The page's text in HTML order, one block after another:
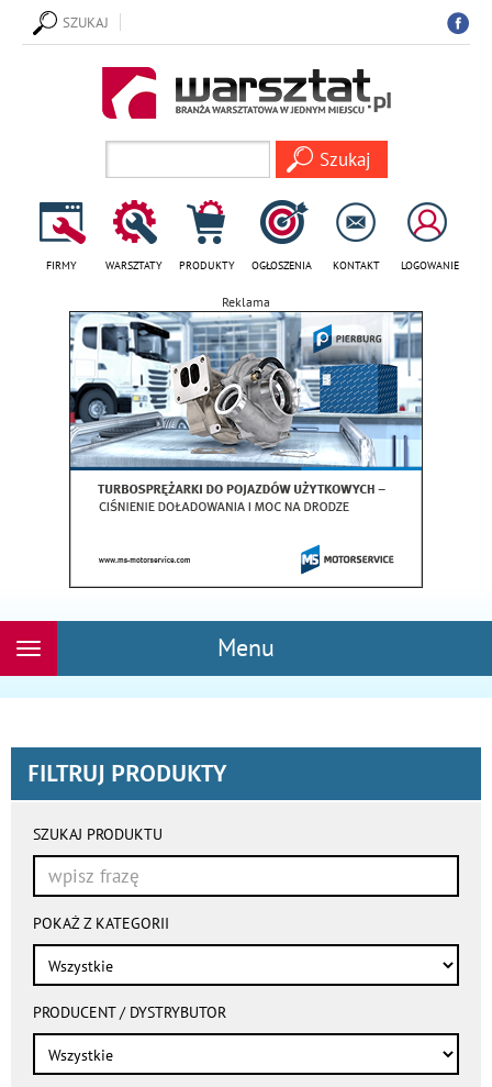
SZUKAJ
FIRMY WARSZTATY PRODUKTY OGŁOSZENIA KONTAKT LOGOWANIE
Reklama
Menu
Rozwiń
FILTRUJ PRODUKTY
wyszukiwania
automatycznie
SZUKAJ PRODUKTU
POKAŻ Z KATEGORII
PRODUCENT / DYSTRYBUTOR